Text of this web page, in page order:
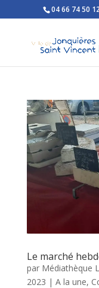
Ouvrir la barre d’outils
04 66 74 50
Le marché
par Médiathèque
2023 | A la une,